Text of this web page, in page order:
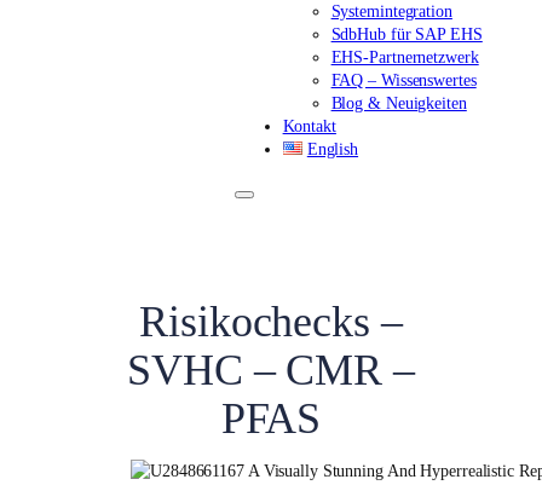
Systemintegration
SdbHub für SAP EHS
EHS-Partnernetzwerk
FAQ – Wissenswertes
Blog & Neuigkeiten
Kontakt
English
Risikochecks –
SVHC – CMR –
PFAS